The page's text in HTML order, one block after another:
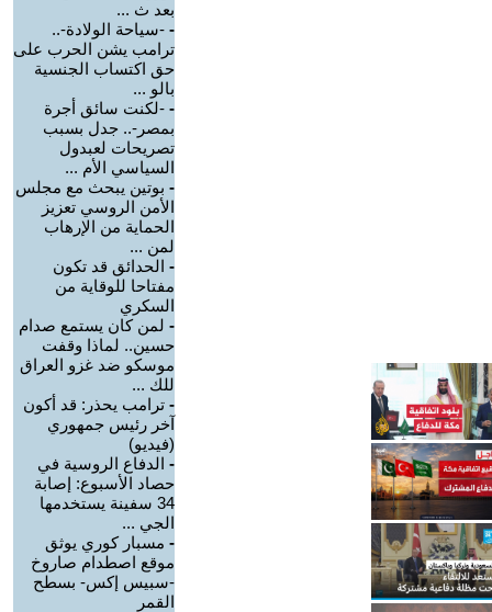
بعد ث ...
- -سياحة الولادة-..
ترامب يشن الحرب على
حق اكتساب الجنسية
بالو ...
- -لكنت سائق أجرة
بمصر-.. جدل بسبب
تصريحات لعبدول
السياسي الأم ...
- بوتين يبحث مع مجلس
الأمن الروسي تعزيز
الحماية من الإرهاب
لمن ...
- الحدائق قد تكون
مفتاحا للوقاية من
السكري
- لمن كان يستمع صدام
حسين.. لماذا وقفت
موسكو ضد غزو العراق
للك ...
- ترامب يحذر: قد أكون
آخر رئيس جمهوري
(فيديو)
- الدفاع الروسية في
حصاد الأسبوع: إصابة
34 سفينة يستخدمها
الجي ...
- مسبار كوري يوثق
موقع اصطدام صاروخ
-سبيس إكس- بسطح
القمر